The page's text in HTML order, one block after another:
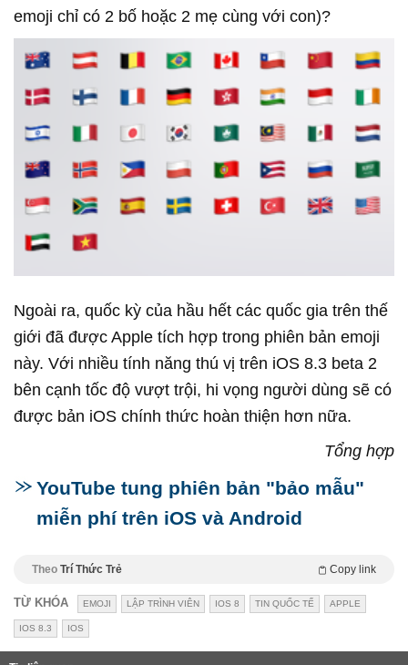
emoji chỉ có 2 bố hoặc 2 mẹ cùng với con)?
Ngoài ra, quốc kỳ của hầu hết các quốc gia trên thế
giới đã được Apple tích hợp trong phiên bản emoji
này. Với nhiều tính năng thú vị trên iOS 8.3 beta 2
bên cạnh tốc độ vượt trội, hi vọng người dùng sẽ có
được bản iOS chính thức hoàn thiện hơn nữa.
Tổng hợp
YouTube tung phiên bản "bảo mẫu"
miễn phí trên iOS và Android
Theo Trí Thức Trẻ Copy link
TỪ KHÓA EMOJI LẬP TRÌNH VIÊN IOS 8 TIN QUỐC TẾ APPLE
IOS 8.3 IOS